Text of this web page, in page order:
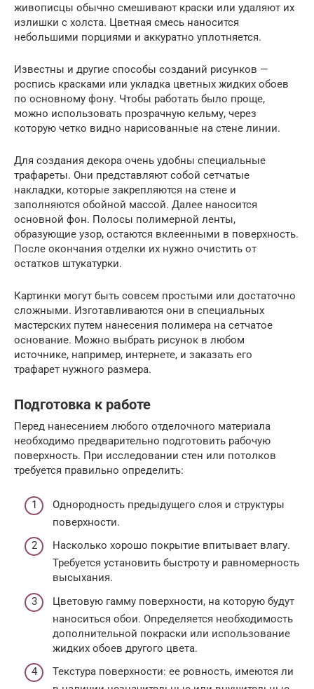
живописцы обычно смешивают краски или удаляют их
излишки с холста. Цветная смесь наносится
небольшими порциями и аккуратно уплотняется.
Известны и другие способы созданий рисунков —
роспись красками или укладка цветных жидких обоев
по основному фону. Чтобы работать было проще,
можно использовать прозрачную кельму, через
которую четко видно нарисованные на стене линии.
Для создания декора очень удобны специальные
трафареты. Они представляют собой сетчатые
накладки, которые закрепляются на стене и
заполняются обойной массой. Далее наносится
основной фон. Полосы полимерной ленты,
образующие узор, остаются вклеенными в поверхность.
После окончания отделки их нужно очистить от
остатков штукатурки.
Картинки могут быть совсем простыми или достаточно
сложными. Изготавливаются они в специальных
мастерских путем нанесения полимера на сетчатое
основание. Можно выбрать рисунок в любом
источнике, например, интернете, и заказать его
трафарет нужного размера.
Подготовка к работе
Перед нанесением любого отделочного материала
необходимо предварительно подготовить рабочую
поверхность. При исследовании стен или потолков
требуется правильно определить:
Однородность предыдущего слоя и структуры
поверхности.
Насколько хорошо покрытие впитывает влагу.
Требуется установить быстроту и равномерность
высыхания.
Цветовую гамму поверхности, на которую будут
наноситься обои. Определяется необходимость
дополнительной покраски или использование
жидких обоев другого цвета.
Текстура поверхности: ее ровность, имеются ли